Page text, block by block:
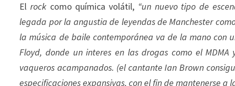
Elrock como química volátil, “un nuevo tipo de
legada por la angustia de leyendas de Manchester
la música de baile contemporánea va de la mano con
Floyd, donde un interes en las drogas como el
vaqueros acampanados. (el cantante Ian Brown
especificaciones expansivas, con el fin de mantenerse